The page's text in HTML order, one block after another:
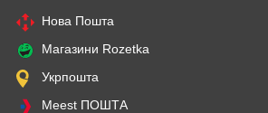
Нова Пошта
Магазини Rozetka
Укрпошта
Meest ПОШТА